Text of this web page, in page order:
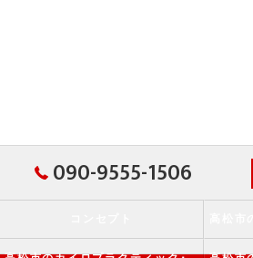
090-9555-1506